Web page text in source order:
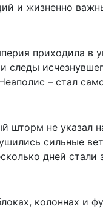
и жизненно
приходила в
следы
– стал
шторм не указал
сильные
дней стали
колоннах и